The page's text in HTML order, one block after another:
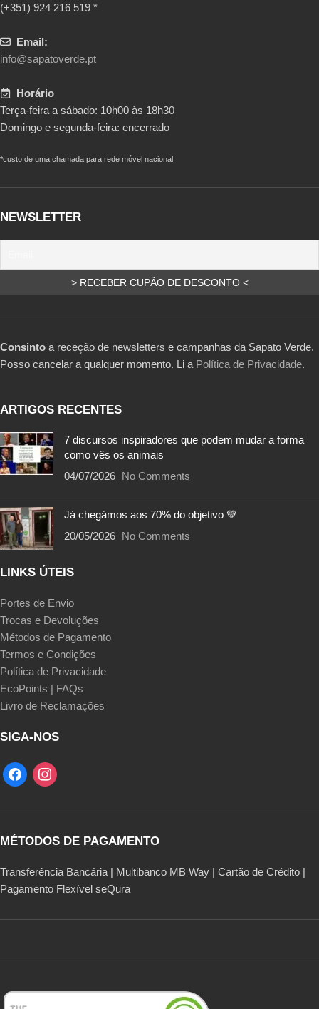
(+351) 924 216 519 *
Email:
info@sapatoverde.pt
Horário
Terça-feira a sábado: 10h00 às 18h30
Domingo e segunda-feira: encerrado
*custo de uma chamada para rede móvel nacional
NEWSLETTER
Consinto a receção de newsletters e campanhas da Sapato Verde.
Posso cancelar a qualquer momento. Li a Política de Privacidade.
ARTIGOS RECENTES
7 discursos inspiradores que podem mudar a forma
como vês os animais
04/07/2026 No Comments
Já chegámos aos 70% do objetivo 💚
20/05/2026 No Comments
LINKS ÚTEIS
Portes de Envio
Trocas e Devoluções
Métodos de Pagamento
Termos e Condições
Política de Privacidade
EcoPoints | FAQs
Livro de Reclamações
SIGA-NOS
MÉTODOS DE PAGAMENTO
Transferência Bancária | Multibanco MB Way | Cartão de Crédito |
Pagamento Flexível seQura